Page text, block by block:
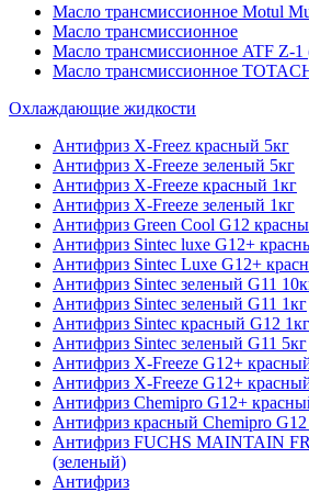
Масло трансмиссионное Motul
Масло трансмиссионное
Масло трансмиссионное ATF Z-1
Масло трансмиссионное
Охлаждающие жидкости
Антифриз X-Freez красный 5кг
Антифриз X-Freeze зеленый 5кг
Антифриз X-Freeze красный 1кг
Антифриз X-Freeze зеленый 1кг
Антифриз Green Cool G12
Антифриз Sintec luxe G12+
Антифриз Sintec Luxe G12+
Антифриз Sintec зеленый G11
Антифриз Sintec зеленый G11 1кг
Антифриз Sintec красный G12 1кг
Антифриз Sintec зеленый G11 5кг
Антифриз X-Freeze G12+
Антифриз X-Freeze G12+
Антифриз Chemipro G12+
Антифриз красный Chemipro
Антифриз FUCHS MAINTAIN
(зеленый)
Антифриз